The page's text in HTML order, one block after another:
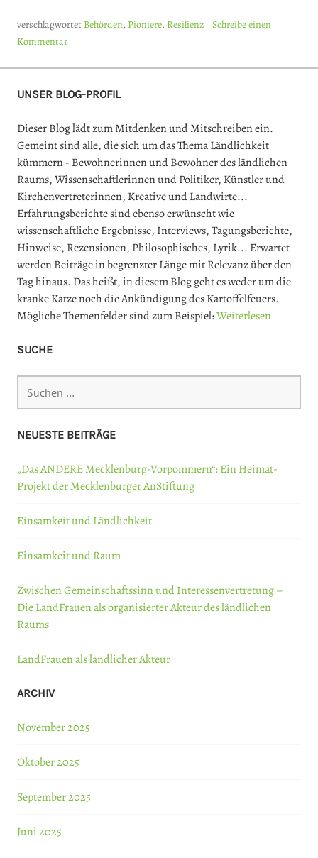
verschlagwortet Behörden, Pioniere, Resilienz
Schreibe einen
Kommentar
UNSER BLOG-PROFIL
Dieser Blog lädt zum Mitdenken und Mitschreiben ein.
Gemeint sind alle, die sich um das Thema Ländlichkeit
kümmern - Bewohnerinnen und Bewohner des ländlichen
Raums, Wissenschaftlerinnen und Politiker, Künstler und
Kirchenvertreterinnen, Kreative und Landwirte...
Erfahrungsberichte sind ebenso erwünscht wie
wissenschaftliche Ergebnisse, Interviews, Tagungsberichte,
Hinweise, Rezensionen, Philosophisches, Lyrik... Erwartet
werden Beiträge in begrenzter Länge mit Relevanz über den
Tag hinaus. Das heißt, in diesem Blog geht es weder um die
kranke Katze noch die Ankündigung des Kartoffelfeuers.
Mögliche Themenfelder sind zum Beispiel:Weiterlesen
SUCHE
nach:
NEUESTE BEITRÄGE
„Das ANDERE Mecklenburg-Vorpommern“: Ein Heimat-
Projekt der Mecklenburger AnStiftung
Einsamkeit und Ländlichkeit
Einsamkeit und Raum
Zwischen Gemeinschaftssinn und Interessenvertretung –
Die LandFrauen als organisierter Akteur des ländlichen
Raums
LandFrauen als ländlicher Akteur
ARCHIV
November 2025
Oktober 2025
September 2025
Juni 2025